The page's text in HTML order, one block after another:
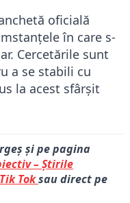
oficială
în care s-
Cercetările sunt
a se stabili cu
la acest sfârșit
și pe pagina
– Știrile
Tik Toksau direct pe